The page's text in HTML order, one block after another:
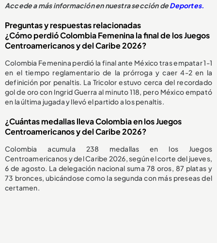
Accede a más información en nuestra sección deDeportes.
Preguntas y respuestas relacionadas
¿Cómo perdió Colombia Femenina la final de los Juegos
Centroamericanos y del Caribe 2026?
Colombia Femenina perdió la final ante México tras empatar 1-1
en el tiempo reglamentario de la prórroga y caer 4-2 en la
definición por penaltis. La Tricolor estuvo cerca del recordado
gol de oro con Ingrid Guerra al minuto 118, pero México empató
en la última jugada y llevó el partido a los penaltis.
¿Cuántas medallas lleva Colombia en los Juegos
Centroamericanos y del Caribe 2026?
Colombia acumula 238 medallas en los Juegos
Centroamericanos y del Caribe 2026, según el corte del jueves,
6 de agosto. La delegación nacional suma 78 oros, 87 platas y
73 bronces, ubicándose como la segunda con más preseas del
certamen.